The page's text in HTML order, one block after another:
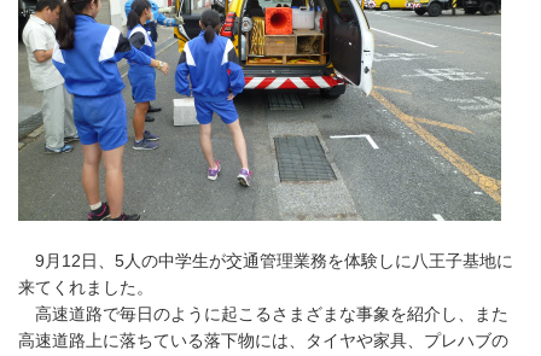
9月12日、5人の中学生が交通管理業務を体験しに八王子基地に
来てくれました。
高速道路で毎日のように起こるさまざまな事象を紹介し、また
高速道路上に落ちている落下物には、タイヤや家具、プレハブの